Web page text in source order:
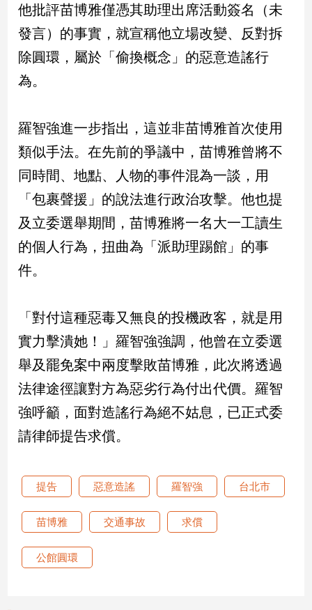
調
國
會
焦
點
觀
點
兩
國
際
社
會/
地
冠
病
毒
專
南
南
台
灣
他批評苗博雅僅憑其助理出席活動簽名（未
發言）的事實，就宣稱他立場改變、反對拆
除圓環，屬於「偷換概念」的惡意造謠行
為。
羅智強進一步指出，這並非苗博雅首次使用
類似手法。在先前的爭議中，苗博雅曾將不
同時間、地點、人物的事件混為一談，用
「包裹聲援」的說法進行政治攻擊。他也提
及立委選舉期間，苗博雅將一名大一工讀生
的個人行為，扭曲為「派助理踢館」的事
件。
「對付這種惡毒又無良的投機政客，就是用
實力擊潰她！」羅智強強調，他曾在立委選
舉及罷免案中兩度擊敗苗博雅，此次將透過
法律途徑讓對方為惡劣行為付出代價。羅智
強呼籲，面對造謠行為絕不姑息，已正式委
請律師提告求償。
提告 惡意造謠 羅智強 台北市
苗博雅 交通事故 求償
公館圓環